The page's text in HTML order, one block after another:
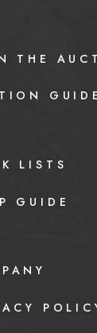
THE
GUIDE
LISTS
GUIDE